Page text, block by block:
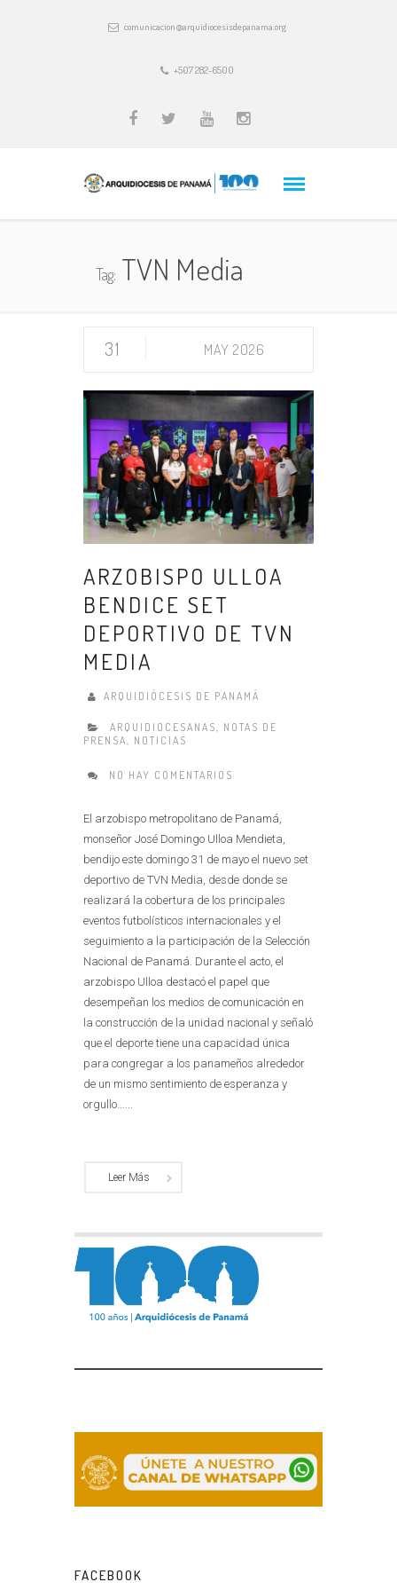
comunicacion@arquidiocesisdepanama.org
+507 282-6500
Tag:TVN Media
31 MAY 2026
ARZOBISPO ULLOA
BENDICE SET
DEPORTIVO DE TVN
MEDIA
ARQUIDIÓCESIS DE PANAMÁ
ARQUIDIOCESANAS, NOTAS DE
PRENSA, NOTICIAS
NO HAY COMENTARIOS
El arzobispo metropolitano de Panamá,
monseñor José Domingo Ulloa Mendieta,
bendijo este domingo 31 de mayo el nuevo set
deportivo de TVN Media, desde donde se
realizará la cobertura de los principales
eventos futbolísticos internacionales y el
seguimiento a la participación de la Selección
Nacional de Panamá. Durante el acto, el
arzobispo Ulloa destacó el papel que
desempeñan los medios de comunicación en
la construcción de la unidad nacional y señaló
que el deporte tiene una capacidad única
para congregar a los panameños alrededor
de un mismo sentimiento de esperanza y
orgullo......
Leer Más
FACEBOOK